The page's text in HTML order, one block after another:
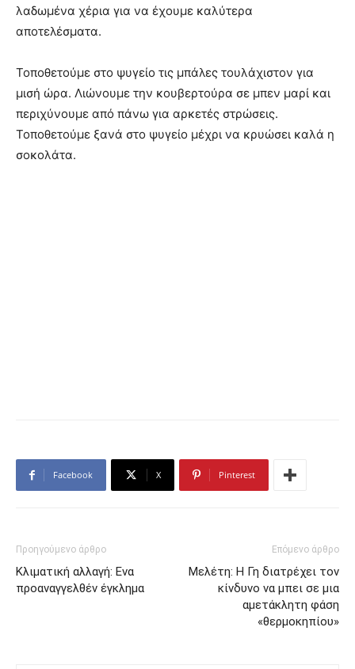
λαδωμένα χέρια για να έχουμε καλύτερα
αποτελέσματα.
Τοποθετούμε στο ψυγείο τις μπάλες τουλάχιστον για
μισή ώρα. Λιώνουμε την κουβερτούρα σε μπεν μαρί και
περιχύνουμε από πάνω για αρκετές στρώσεις.
Τοποθετούμε ξανά στο ψυγείο μέχρι να κρυώσει καλά η
σοκολάτα.
Facebook X Pinterest
Προηγούμενο άρθρο
Κλιματική αλλαγή: Ενα
προαναγγελθέν έγκλημα
Επόμενο άρθρο
Μελέτη: Η Γη διατρέχει τον
κίνδυνο να μπει σε μια
αμετάκλητη φάση
«θερμοκηπίου»